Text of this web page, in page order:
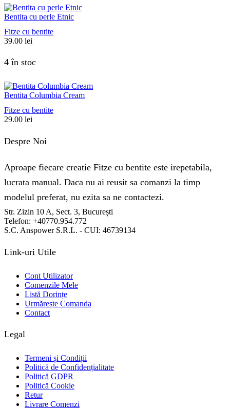
Bentita cu perle Etnic
Fitze cu bentite
39.00 lei
4 în stoc
Bentita Columbia Cream
Fitze cu bentite
29.00 lei
Despre Noi
Aproape fiecare creatie Fitze cu bentite este irepetabila,
lucrata manual. Daca nu ai reusit sa comanzi la timp
modelul preferat, nu ezita sa ne contactezi.
Str. Zizin 10 A, Sect. 3, București
Telefon: +40770.954.772
S.C. Anspower S.R.L. - CUI: 46739134
Link-uri Utile
Cont Utilizator
Comenzile Mele
Listă Dorințe
Urmărește Comanda
Contact
Legal
Termeni și Condiții
Politică de Confidențialitate
Politică GDPR
Politică Cookie
Retur
Livrare Comenzi